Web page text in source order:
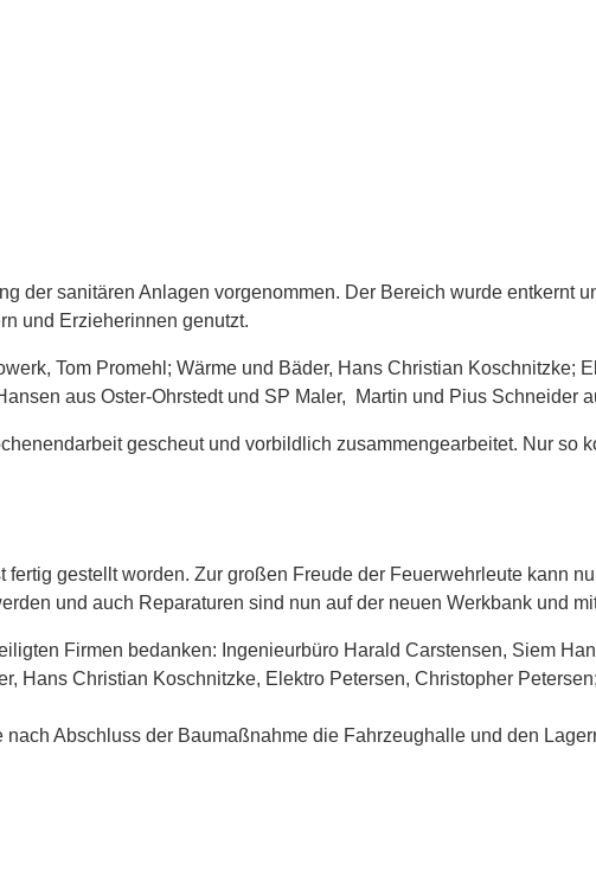
der sanitären Anlagen vorgenommen. Der Bereich wurde entkernt
und Erzieherinnen genutzt.
Tom Promehl; Wärme und Bäder, Hans Christian Koschnitzke;
aus Oster-Ohrstedt und SP Maler, Martin und Pius Schneider
gescheut und vorbildlich zusammengearbeitet. Nur so
gestellt worden. Zur großen Freude der Feuerwehrleute kann
und auch Reparaturen sind nun auf der neuen Werkbank und
Firmen bedanken: Ingenieurbüro Harald Carstensen, Siem
Hans Christian Koschnitzke, Elektro Petersen, Christopher
Abschluss der Baumaßnahme die Fahrzeughalle und den